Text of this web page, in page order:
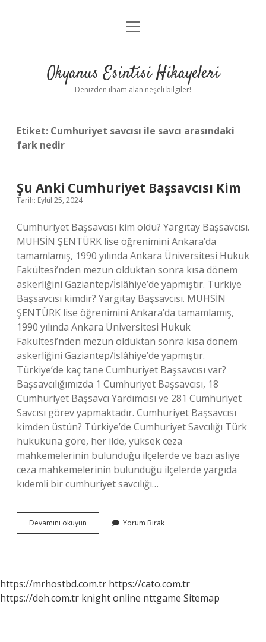
Anasayfa
Yasal Uyarı
menüyü
Okyanus Esintisi Hikayeleri
Denizden ilham alan neşeli bilgiler!
Etiket: Cumhuriyet savcısı ile savcı arasındaki
fark nedir
Şu Anki Cumhuriyet Başsavcısı Kim
Tarih: Eylül 25, 2024
Cumhuriyet Başsavcısı kim oldu? Yargıtay Başsavcısı.
MUHSİN ŞENTÜRK lise öğrenimini Ankara’da
tamamlamış, 1990 yılında Ankara Üniversitesi Hukuk
Fakültesi’nden mezun olduktan sonra kısa dönem
askerliğini Gaziantep/İslâhiye’de yapmıştır. Türkiye
Başsavcısı kimdir? Yargıtay Başsavcısı. MUHSİN
ŞENTÜRK lise öğrenimini Ankara’da tamamlamış,
1990 yılında Ankara Üniversitesi Hukuk
Fakültesi’nden mezun olduktan sonra kısa dönem
askerliğini Gaziantep/İslâhiye’de yapmıştır.
Türkiye’de kaç tane Cumhuriyet Başsavcısı var?
Başsavcılığımızda 1 Cumhuriyet Başsavcısı, 18
Cumhuriyet Başsavcı Yardımcısı ve 281 Cumhuriyet
Savcısı görev yapmaktadır. Cumhuriyet Başsavcısı
kimden üstün? Türkiye’de Cumhuriyet Savcılığı Türk
hukukuna göre, her ilde, yüksek ceza
mahkemelerinin bulunduğu ilçelerde ve bazı asliye
ceza mahkemelerinin bulunduğu ilçelerde yargıda
kıdemli bir cumhuriyet savcılığı…
Devamını okuyun
Anki
Yorum Bırak
https://mrhostbd.com.tr https://cato.com.tr
https://deh.com.tr knight online nttgame Sitemap